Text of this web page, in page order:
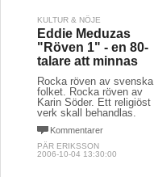
KULTUR & NÖJE
Eddie Meduzas
"Röven 1" - en 80-
talare att minnas
Rocka röven av svenska
folket. Rocka röven av
Karin Söder. Ett religiöst
verk skall behandlas.
Kommentarer
PÄR ERIKSSON
2006-10-04 13:30:00